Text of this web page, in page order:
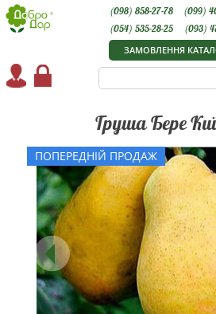
ЗАМОВЛЕННЯ
(098) 858-27-78
(099)
(054) 535-28-25
(093)
Груша Бере
ПОПЕРЕДНІЙ ПРОДАЖ